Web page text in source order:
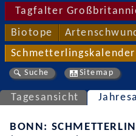
Tagfalter
Biotope
Suche Sitemap
Tagesansicht
BONN: